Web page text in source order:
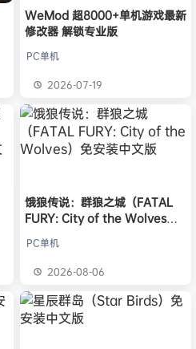
加入本站 8月4日
加入本站 8月4日
8月4日
加入本站 6小时前
WeMod 超8000+单机游戏最新
修改器 解锁专业版
PC单机
2026-07-19
饿狼传说：群狼之城（FATAL
FURY: City of the Wolves）
PC单机
2026-08-06